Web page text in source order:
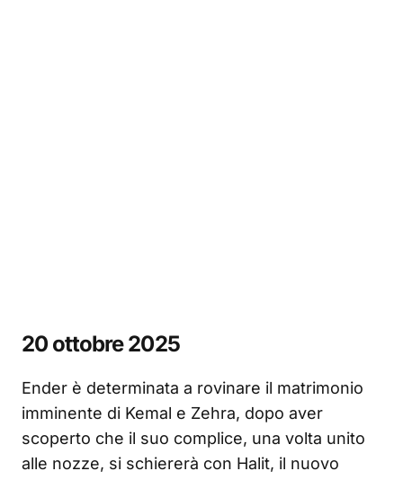
20 ottobre 2025
Ender è determinata a rovinare il matrimonio
imminente di Kemal e Zehra, dopo aver
scoperto che il suo complice, una volta unito
alle nozze, si schiererà con Halit, il nuovo